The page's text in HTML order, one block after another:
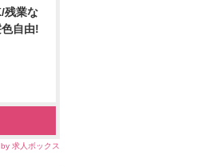
残業な
自由!
求人ボックス